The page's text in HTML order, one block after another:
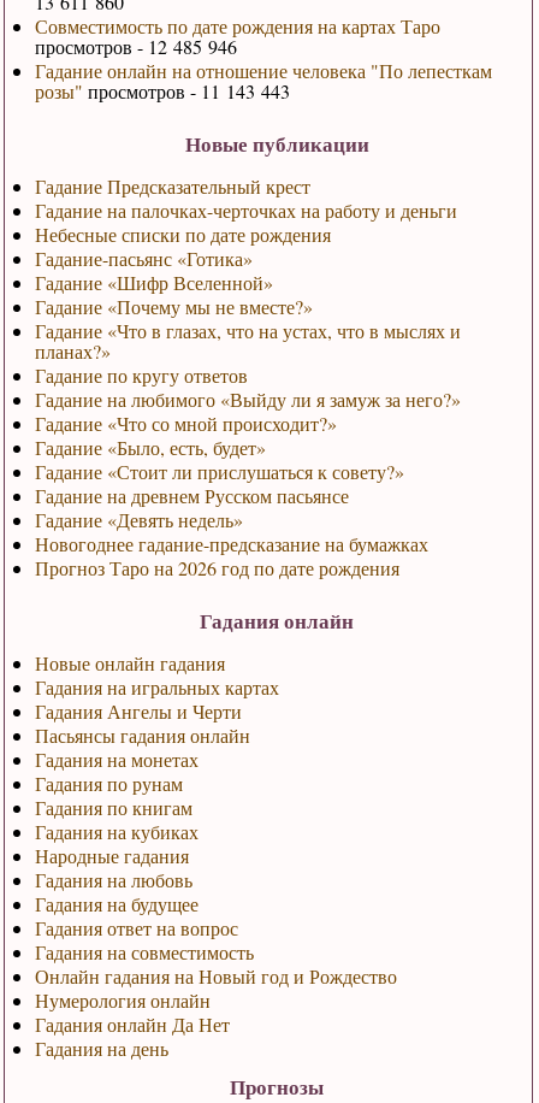
Совместимость по дате рождения на картах Таро
просмотров - 12 485 946
Гадание онлайн на отношение человека "По лепесткам
розы" просмотров - 11 143 443
Новые публикации
Гадание Предсказательный крест
Гадание на палочках-черточках на работу и деньги
Небесные списки по дате рождения
Гадание-пасьянс «Готика»
Гадание «Шифр Вселенной»
Гадание «Почему мы не вместе?»
Гадание «Что в глазах, что на устах, что в мыслях и
планах?»
Гадание по кругу ответов
Гадание на любимого «Выйду ли я замуж за него?»
Гадание «Что со мной происходит?»
Гадание «Было, есть, будет»
Гадание «Стоит ли прислушаться к совету?»
Гадание на древнем Русском пасьянсе
Гадание «Девять недель»
Новогоднее гадание-предсказание на бумажках
Прогноз Таро на 2026 год по дате рождения
Гадания онлайн
Новые онлайн гадания
Гадания на игральных картах
Гадания Ангелы и Черти
Пасьянсы гадания онлайн
Гадания на монетах
Гадания по рунам
Гадания по книгам
Гадания на кубиках
Народные гадания
Гадания на любовь
Гадания на будущее
Гадания ответ на вопрос
Гадания на совместимость
Онлайн гадания на Новый год и Рождество
Нумерология онлайн
Гадания онлайн Да Нет
Гадания на день
Прогнозы